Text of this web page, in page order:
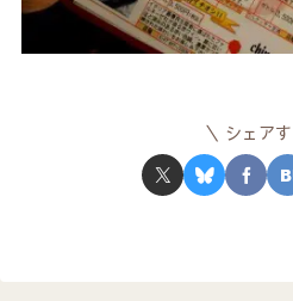
シェア